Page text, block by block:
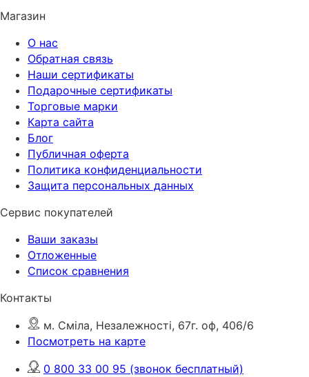
Магазин
О нас
Обратная связь
Наши сертификаты
Подарочные сертификаты
Торговые марки
Карта сайта
Блог
Публичная оферта
Политика конфиденциальности
Защита персональных данных
Сервис покупателей
Ваши заказы
Отложенные
Список сравнения
Контакты
м. Сміла, Незалежності, 67г. оф, 406/6
Посмотреть на карте
0 800 33 00 95 (звонок бесплатный)